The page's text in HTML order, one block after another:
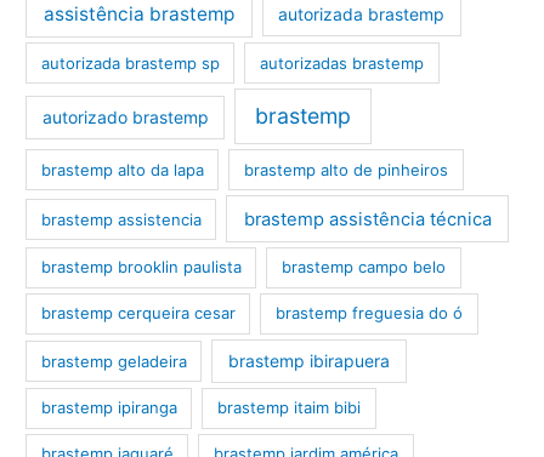
assistência brastemp autorizada brastemp
autorizada brastemp sp autorizadas brastemp
autorizado brastemp brastemp
brastemp alto da lapa brastemp alto de pinheiros
brastemp assistencia brastemp assistência técnica
brastemp brooklin paulista brastemp campo belo
brastemp cerqueira cesar brastemp freguesia do ó
brastemp geladeira brastemp ibirapuera
brastemp ipiranga brastemp itaim bibi